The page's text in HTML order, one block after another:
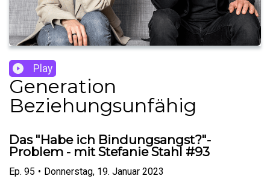
Play
Generation
Beziehungsunfähig
Das "Habe ich Bindungsangst?"-
Problem - mit Stefanie Stahl #93
Ep. 95 • Donnerstag, 19. Januar 2023